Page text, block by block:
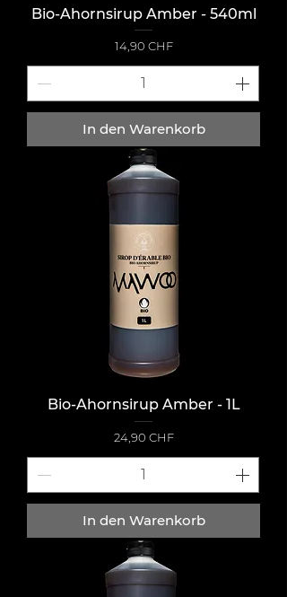
Bio-Ahornsirup Amber - 540ml
Preis
14,90 CHF
In den Warenkorb
Bio-Ahornsirup Amber - 1L
Preis
24,90 CHF
In den Warenkorb